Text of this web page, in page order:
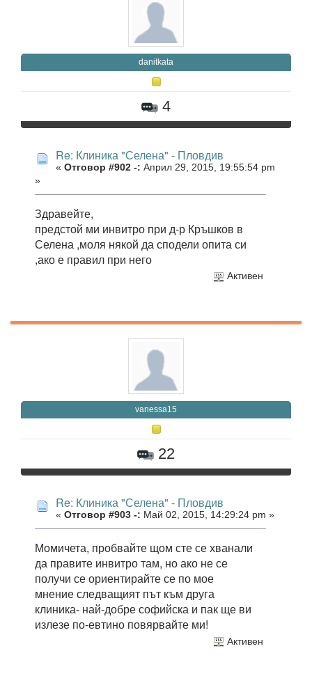
danitkata
4
Re: Клиника "Селена" - Пловдив
« Отговор #902 -: Април 29, 2015, 19:55:54 pm
»
Здравейте,
предстой ми инвитро при д-р Кръшков в
Селена ,моля някой да сподели опита си
,ако е правил при него
Активен
vanessa15
22
Re: Клиника "Селена" - Пловдив
« Отговор #903 -: Май 02, 2015, 14:29:24 pm »
Момичета, пробвайте щом сте се хванали
да правите инвитро там, но ако не се
получи се ориентирайте се по мое
мнение следващият път към друга
клиника- най-добре софийска и пак ще ви
излезе по-евтино повярвайте ми!
Активен